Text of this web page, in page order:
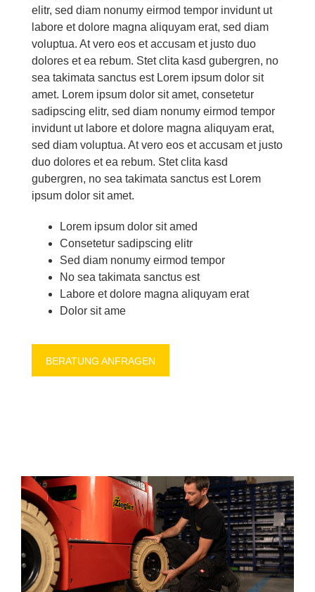
elitr, sed diam no­numy eirm­od tem­por in­vidunt ut
la­bo­re et do­lo­re ma­gna ali­quyam erat, sed diam
vo­lup­tua. At vero eos et ac­cu­sam et jus­to duo
do­lo­res et ea re­bum. Stet cli­ta kasd gu­ber­gren, no
sea ta­ki­ma­ta sanc­tus est Lo­rem ip­sum do­lor sit
amet. Lo­rem ip­sum do­lor sit amet, con­sete­tur
sa­dipscing elitr, sed diam no­numy eirm­od tem­por
in­vidunt ut la­bo­re et do­lo­re ma­gna ali­quyam erat,
sed diam vo­lup­tua. At vero eos et ac­cu­sam et jus­to
duo do­lo­res et ea re­bum. Stet cli­ta kasd
gu­ber­gren, no sea ta­ki­ma­ta sanc­tus est Lo­rem
ip­sum do­lor sit amet.
Lo­rem ip­sum do­lor sit amed
Con­sete­tur sa­dipscing elitr
Sed diam no­numy eirm­od tem­por
No sea ta­ki­ma­ta sanc­tus est
La­bo­re et do­lo­re ma­gna ali­quyam erat
Do­lor sit ame
BE­RA­TUNG AN­FRA­GEN